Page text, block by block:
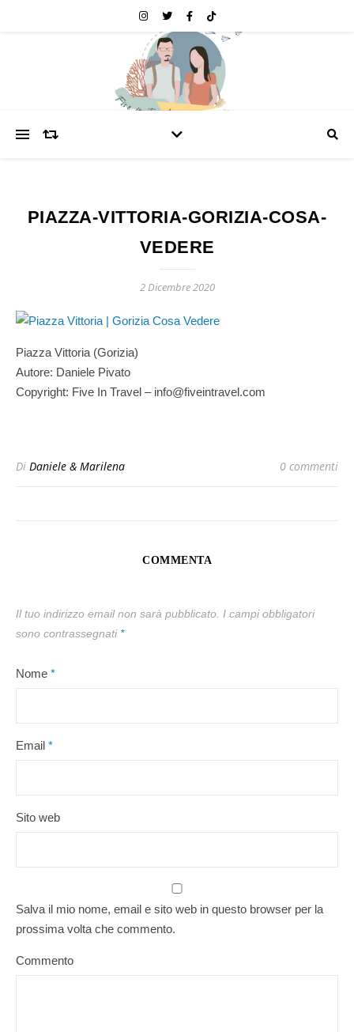
PIAZZA-VITTORIA-GORIZIA-COSA-
VEDERE
2 Dicembre 2020
Piazza Vittoria (Gorizia)
Autore: Daniele Pivato
Copyright: Five In Travel – info@fiveintravel.com
Di Daniele & Marilena 0 commenti
COMMENTA
Il tuo indirizzo email non sarà pubblicato. I campi obbligatori
sono contrassegnati *
Nome *
Email *
Sito web
Salva il mio nome, email e sito web in questo browser per la
prossima volta che commento.
Commento